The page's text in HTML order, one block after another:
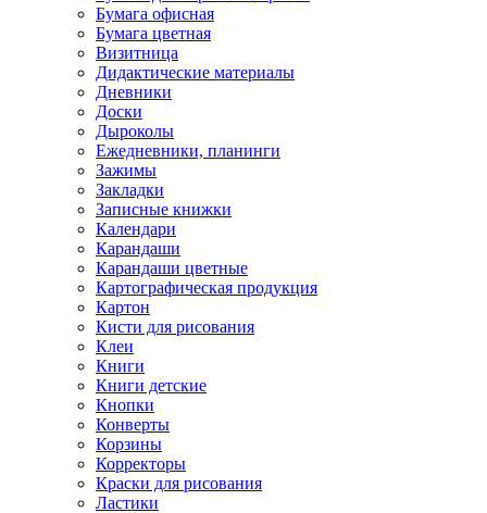
Бумага офисная
Бумага цветная
Визитница
Дидактические материалы
Дневники
Доски
Дыроколы
Ежедневники, планинги
Зажимы
Закладки
Записные книжки
Календари
Карандаши
Карандаши цветные
Картографическая продукция
Картон
Кисти для рисования
Клеи
Книги
Книги детские
Кнопки
Конверты
Корзины
Корректоры
Краски для рисования
Ластики